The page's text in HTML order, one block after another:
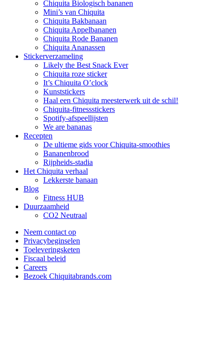
Chiquita Biologisch bananen
Mini’s van Chiquita
Chiquita Bakbanaan
Chiquita Appelbananen
Chiquita Rode Bananen
Chiquita Ananassen
Stickerverzameling
Likely the Best Snack Ever
Chiquita roze sticker
It’s Chiquita O’clock
Kunststickers
Haal een Chiquita meesterwerk uit de schil!
Chiquita-fitnessstickers
Spotify-afspeellijsten
We are bananas
Recepten
De ultieme gids voor Chiquita-smoothies
Bananenbrood
Rijpheids-stadia
Het Chiquita verhaal
Lekkerste banaan
Blog
Fitness HUB
Duurzaamheid
CO2 Neutraal
Neem contact op
Privacybeginselen
Toeleveringsketen
Fiscaal beleid
Careers
Bezoek Chiquitabrands.com